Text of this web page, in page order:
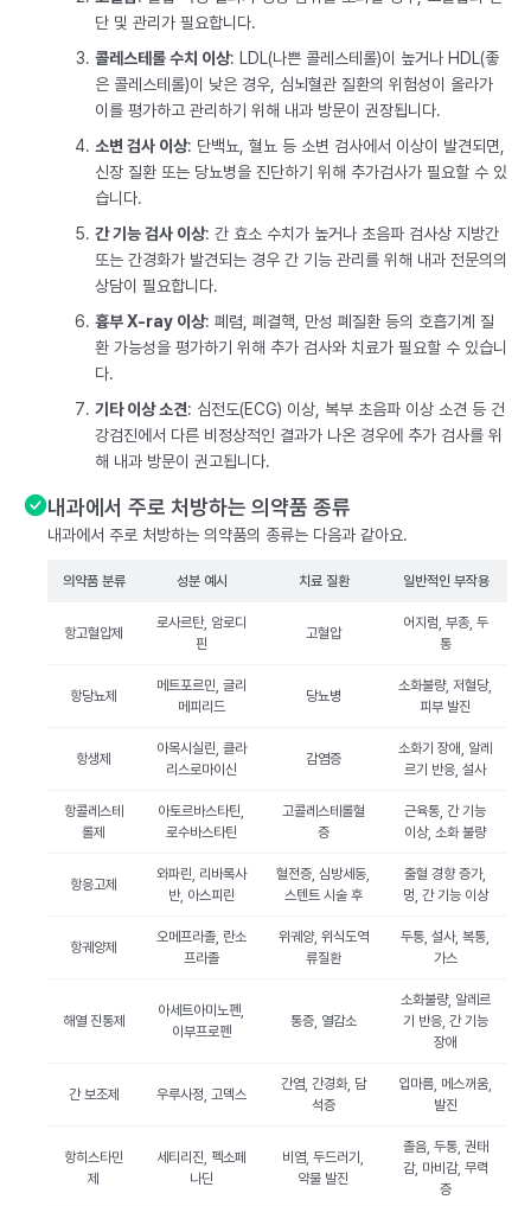
단 및 관리가 필요합니다.
콜레스테롤 수치 이상: LDL(나쁜 콜레스테롤)이 높거나 HDL(좋
은 콜레스테롤)이 낮은 경우, 심뇌혈관 질환의 위험성이 올라가
이를 평가하고 관리하기 위해 내과 방문이 권장됩니다.
소변 검사 이상: 단백뇨, 혈뇨 등 소변 검사에서 이상이 발견되면,
신장 질환 또는 당뇨병을 진단하기 위해 추가검사가 필요할 수 있
습니다.
간 기능 검사 이상: 간 효소 수치가 높거나 초음파 검사상 지방간
또는 간경화가 발견되는 경우 간 기능 관리를 위해 내과 전문의의
상담이 필요합니다.
흉부 X-ray 이상: 폐렴, 폐결핵, 만성 폐질환 등의 호흡기계 질
환 가능성을 평가하기 위해 추가 검사와 치료가 필요할 수 있습니
다.
기타 이상 소견: 심전도(ECG) 이상, 복부 초음파 이상 소견 등 건
강검진에서 다른 비정상적인 결과가 나온 경우에 추가 검사를 위
해 내과 방문이 권고됩니다.
내과에서 주로 처방하는 의약품 종류
내과에서 주로 처방하는 의약품의 종류는 다음과 같아요.
의약품 분류 성분 예시 치료 질환 일반적인 부작용
항고혈압제
로사르탄, 암로디
핀
고혈압
어지럼, 부종, 두
통
항당뇨제
메트포르민, 글리
메피리드
당뇨병
소화불량, 저혈당,
피부 발진
항생제
아목시실린, 클라
리스로마이신
감염증
소화기 장애, 알레
르기 반응, 설사
항콜레스테
롤제
아토르바스타틴,
로수바스타틴
고콜레스테롤혈
증
근육통, 간 기능
이상, 소화 불량
항응고제
와파린, 리바록사
반, 아스피린
혈전증, 심방세동,
스텐트 시술 후
출혈 경향 증가,
멍, 간 기능 이상
항궤양제
오메프라졸, 란소
프라졸
위궤양, 위식도역
류질환
두통, 설사, 복통,
가스
해열 진통제
아세트아미노펜,
이부프로펜
통증, 열감소
소화불량, 알레르
기 반응, 간 기능
장애
간 보조제 우루사정, 고덱스
간염, 간경화, 담
석증
입마름, 메스꺼움,
발진
항히스타민
제
세티리진, 펙소페
나딘
비염, 두드러기,
약물 발진
졸음, 두통, 권태
감, 마비감, 무력
증